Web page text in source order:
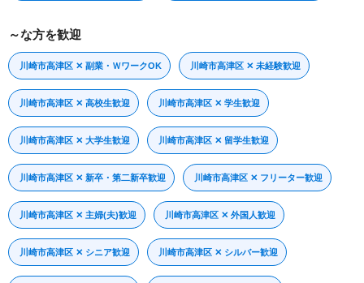
～な方を歓迎
川崎市高津区 ✕ 副業・ＷワークOK 川崎市高津区 ✕ 未経験歓迎
川崎市高津区 ✕ 高校生歓迎 川崎市高津区 ✕ 学生歓迎
川崎市高津区 ✕ 大学生歓迎 川崎市高津区 ✕ 留学生歓迎
川崎市高津区 ✕ 新卒・第二新卒歓迎 川崎市高津区 ✕ フリーター歓迎
川崎市高津区 ✕ 主婦(夫)歓迎 川崎市高津区 ✕ 外国人歓迎
川崎市高津区 ✕ シニア歓迎 川崎市高津区 ✕ シルバー歓迎